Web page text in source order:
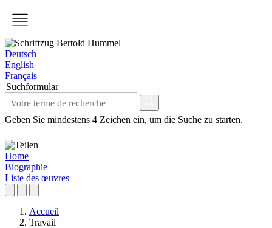
Deutsch
English
Français
Suchformular
Geben Sie mindestens 4 Zeichen ein, um die Suche zu starten.
Home
Biographie
Liste des œuvres
Accueil
Travail